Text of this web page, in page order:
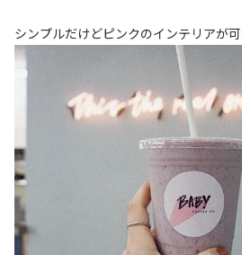
シンプルだけどピンクのインテリアが可